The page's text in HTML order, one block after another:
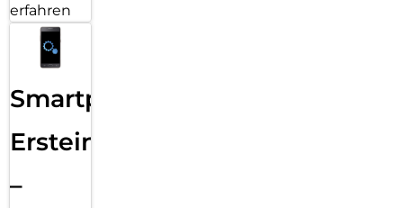
erfahren
Smartphone
Ersteinrichtung
–